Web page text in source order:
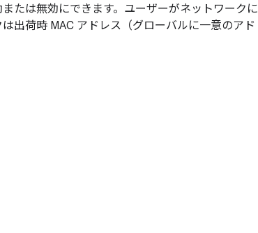
たは無効にできます。ユーザーがネットワークに
出荷時 MAC アドレス（グローバルに一意のアド